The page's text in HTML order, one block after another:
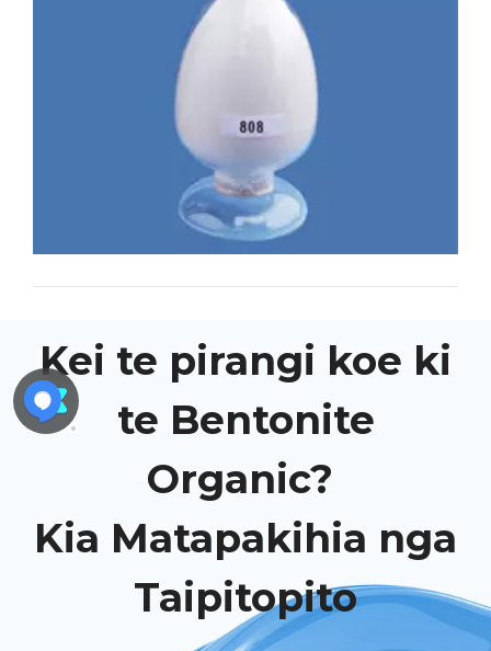
Kei te pirangi koe ki
te Bentonite
Organic?
Kia Matapakihia nga
Taipitopito